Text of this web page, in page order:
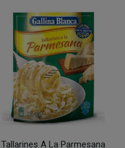
Tallarines A La Parmesana